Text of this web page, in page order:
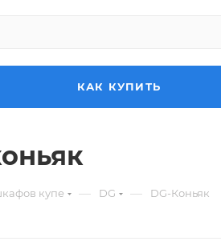
КАК КУПИТЬ
купе — DG — DG-Коньяк